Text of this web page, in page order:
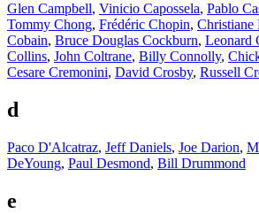
Glen Campbell, Vinicio Capossela, Pablo
Tommy Chong, Frédéric Chopin, Christiane
Cobain, Bruce Douglas Cockburn, Leonard
Collins, John Coltrane, Billy Connolly,
Cesare Cremonini, David Crosby, Russell
d
Paco D'Alcatraz, Jeff Daniels, Joe Darion,
DeYoung, Paul Desmond, Bill Drummond
e